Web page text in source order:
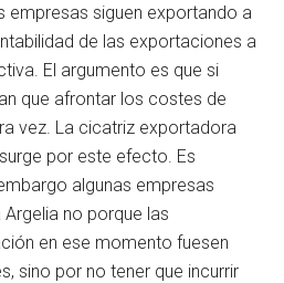
empresas siguen exportando a
de las exportaciones a
El argumento es que si
que afrontar los costes de
vez. La cicatriz exportadora
por este efecto. Es
algunas empresas
no porque las
en ese momento fuesen
sino por no tener que incurrir